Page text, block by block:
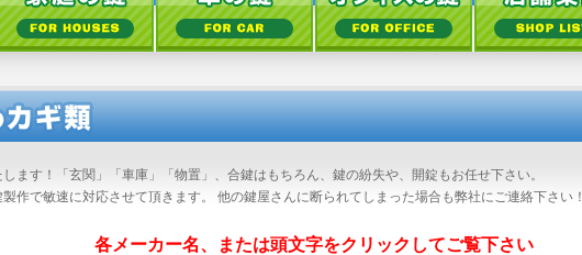
ます！「玄関」「車庫」「物置」、合鍵はもちろん、鍵の紛失や、開錠もお任せ下さい。
作で敏速に対応させて頂きます。 他の鍵屋さんに断られてしまった場合も弊社にご連絡下さい！
各メーカー名、または頭文字をクリックしてご覧下さい